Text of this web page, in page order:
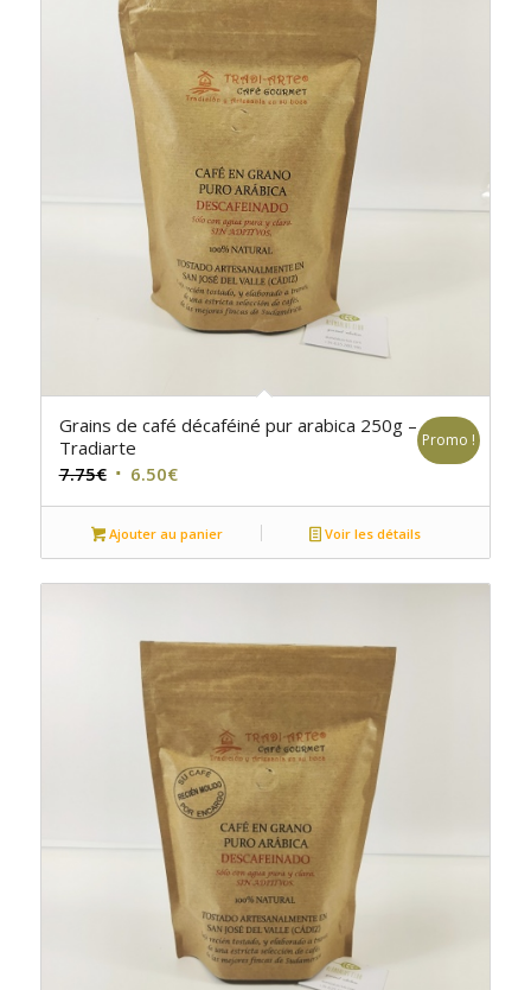
Grains de café décaféiné pur arabica 250g –
Tradiarte
7.75€ Le
prix
initial
était :
7.75€.
6.50€Le
prix
actuel
est :
6.50€.
Promo !
Ajouter au panier Voir les détails